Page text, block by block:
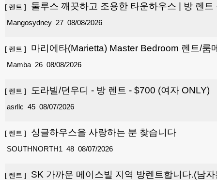
[ 렌트 ]
둘루스 깨끗하고 조용한 타운하우스 | 방 렌
약 3년 된 비교적 새 타운하우스로, 안전하고 조용
27
Mangosydney 08/08/2026
[ 렌트 ] 마리에타(Marietta) Master Bedroom 렌트/룸
26
Mamba 08/08/2026
[ 렌트 ] 도라빌/던우디 - 방 렌트 - $700 (여자 ONLY)
45
asrllc 08/07/2026
[ 렌트 ] 싱글하우스을 사랑하는 분 찾습니다
48
SOUTHNORTH1 08/07/2026
[ 렌트 ] SK 가까운 메이스빌 지역 방렌트합니다.(남자